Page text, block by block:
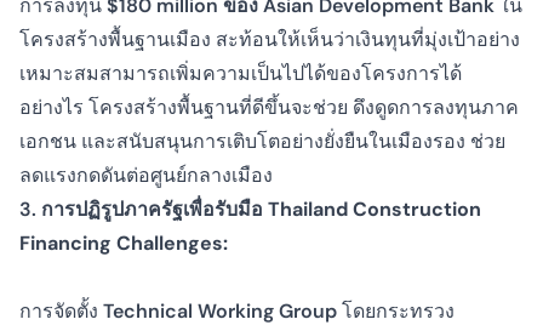
โครงสร้างพื้นฐานเมือง สะท้อนให้เห็นว่าเงินทุนที่มุ่งเป้าอย่าง
เหมาะสมสามารถเพิ่มความเป็นไปได้ของโครงการได้
อย่างไร โครงสร้างพื้นฐานที่ดีขึ้นจะช่วย ดึงดูดการลงทุนภาค
เอกชน และสนับสนุนการเติบโตอย่างยั่งยืนในเมืองรอง ช่วย
ลดแรงกดดันต่อศูนย์กลางเมือง
3. การปฏิรูปภาครัฐเพื่อรับมือ Thailand Construction
Financing Challenges:
การจัดตั้ง Technical Working Groupโดยกระทรวง